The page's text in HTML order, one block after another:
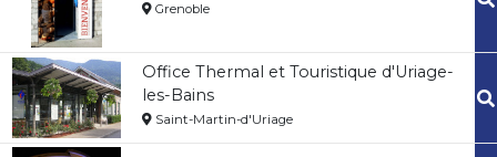
Grenoble
Office Thermal et Touristique d'Uriage-
les-Bains
Saint-Martin-d'Uriage